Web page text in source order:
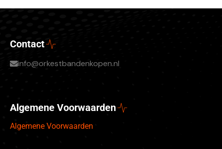
Contact
info@orkestbandenkopen.nl
Algemene Voorwaarden
Algemene Voorwaarden